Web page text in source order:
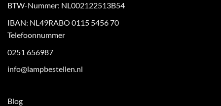
BTW-Nummer: NL002122513B54
IBAN: NL49RABO 0115 5456 70
Telefoonnummer
0251 656987
info@lampbestellen.nl
Blog